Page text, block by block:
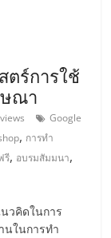
ตร์การใช้
ษณา
Google
, การทำ
รี, อบรมสัมมนา,
วคิดในการ
นในการทำ